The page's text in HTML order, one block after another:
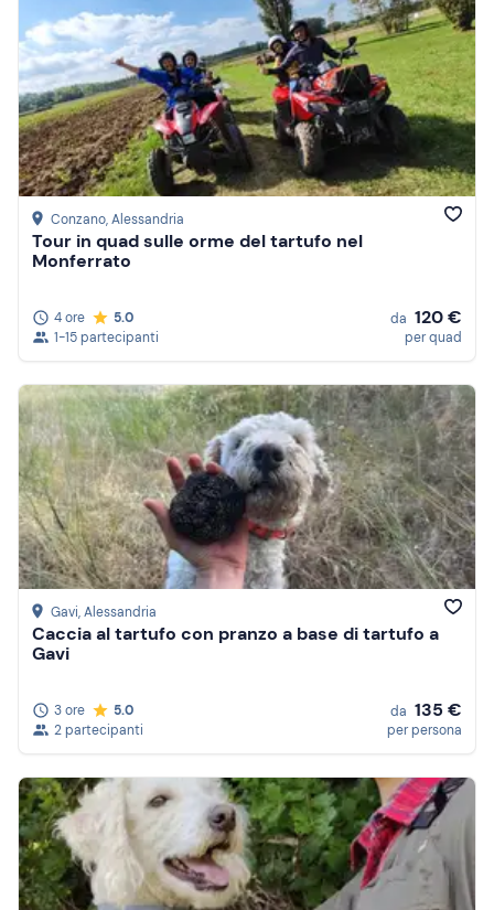
Conzano, Alessandria
Tour in quad sulle orme del tartufo nel
Monferrato
4 ore
5.0
1-15 partecipanti
da 120 €
per quad
Gavi, Alessandria
Caccia al tartufo con pranzo a base di tartufo a
Gavi
3 ore
5.0
2 partecipanti
da 135 €
per persona